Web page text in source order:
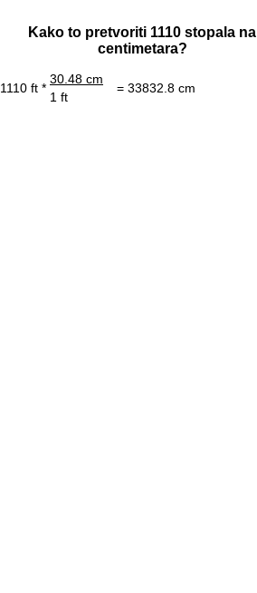
Kako to pretvoriti 1110 stopala na
centimetara?
1110 ft *
30.48 cm
= 33832.8 cm
1 ft